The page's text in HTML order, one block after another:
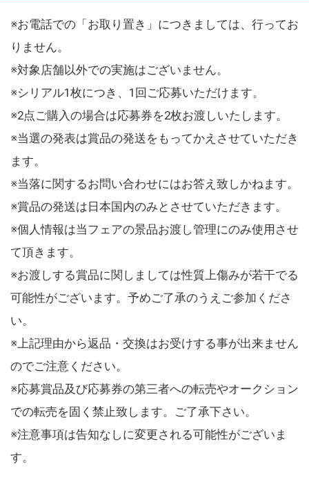
※お電話での「お取り置き」につきましては、行ってお
りません。
※対象店舗以外での実施はございません。
※シリアル1枚につき、1回ご応募いただけます。
※2点ご購入の場合は応募券を2枚お渡しいたします。
※当選の発表は賞品の発送をもってかえさせていただき
ます。
※当落に関するお問い合わせにはお答え致しかねます。
※賞品の発送は日本国内のみとさせていただきます。
※個人情報は当フェアの景品お渡し管理にのみ使用させ
て頂きます。
※お渡しする賞品に関しましては性質上傷みが若干でる
可能性がございます。予めご了承のうえご参加くださ
い。
※上記理由から返品・交換はお受けする事が出来ません
のでご注意ください。
※応募賞品及び応募券の第三者への転売やオークション
での転売を固く禁止致します。ご了承下さい。
※注意事項は告知なしに変更される可能性がございま
す。